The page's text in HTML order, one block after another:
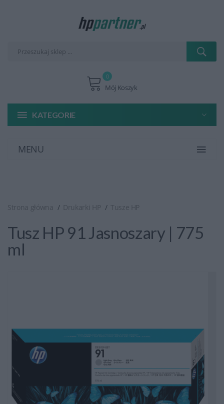
Mój Koszyk
0
KATEGORIE
MENU
Strona główna Drukarki HP Tusze HP
Tusz HP 91 Jasnoszary | 775
ml